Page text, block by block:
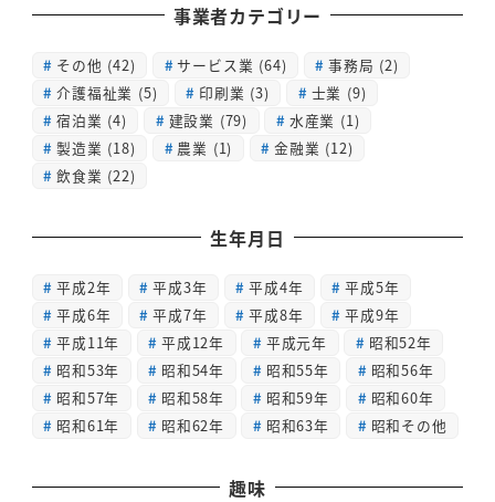
事業者カテゴリー
その他 (42) サービス業 (64) 事務局 (2)
介護福祉業 (5) 印刷業 (3) 士業 (9)
宿泊業 (4) 建設業 (79) 水産業 (1)
製造業 (18) 農業 (1) 金融業 (12)
飲食業 (22)
生年月日
平成2年 平成3年 平成4年
平成5年
平成6年
平成7年 平成8年
平成9年
平成11年
平成12年 平成元年
昭和52年
昭和53年
昭和54年 昭和55年
昭和56年
昭和57年
昭和58年 昭和59年
昭和60年
昭和61年
昭和62年 昭和63年 昭和その他
趣味